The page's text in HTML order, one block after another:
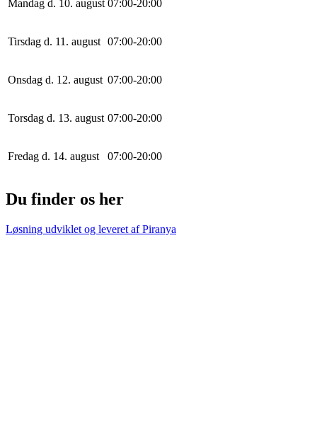
Mandag d. 10. august 07:00-20:00
Tirsdag d. 11. august 07:00-20:00
Onsdag d. 12. august 07:00-20:00
Torsdag d. 13. august 07:00-20:00
Fredag d. 14. august 07:00-20:00
Du finder os her
Løsning udviklet og leveret afPiranya